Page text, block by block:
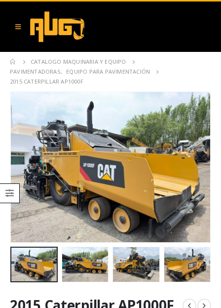
CATALOGO MAQUINARIA Y EQUIPO
PAVIMENTADORAS,
EQUIPO PARA PAVIMENTACIÓN
2015 CATERPILLAR AP1000F